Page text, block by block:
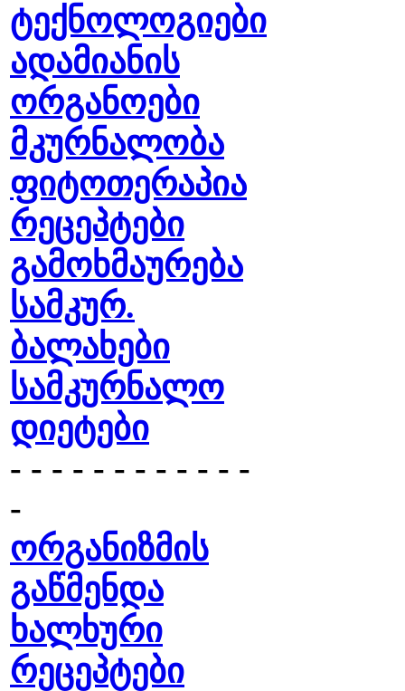
ტექნოლოგიები
ადამიანის
ორგანოები
მკურნალობა
ფიტოთერაპია
რეცეპტები
გამოხმაურება
სამკურ.
ბალახები
სამკურნალო
დიეტები
- - - - - - - - - - - -
-
ორგანიზმის
გაწმენდა
ხალხური
რეცეპტები